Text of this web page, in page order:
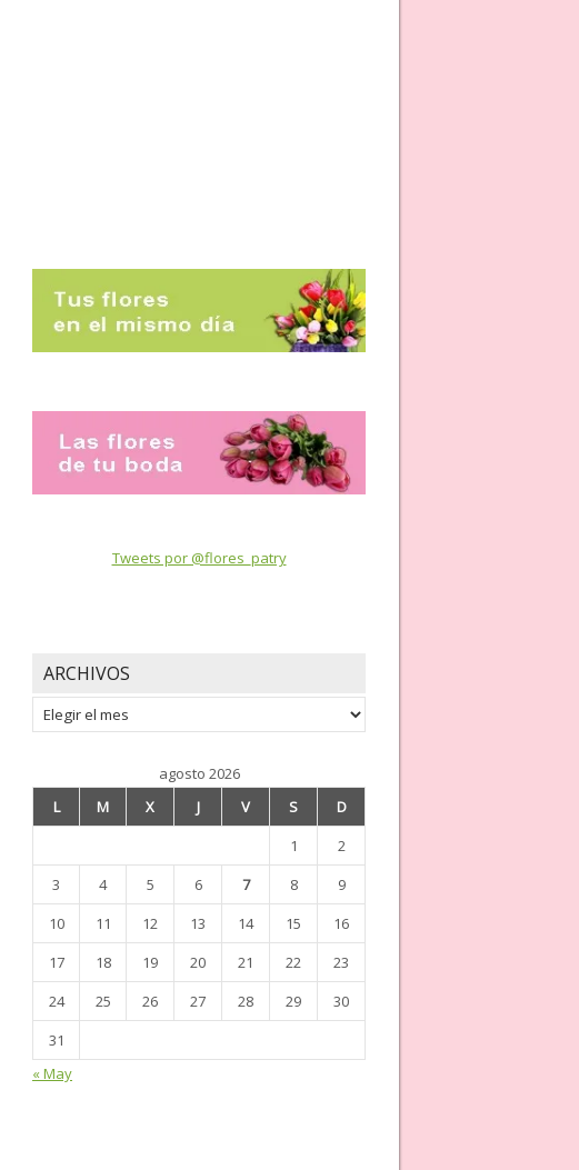
Tweets por @flores_patry
ARCHIVOS
Archivos
agosto 2026
L
M X J V S
D
1
2
3
4 5 6 7 8
9
10
11 12 13 14 15
16
17
18 19 20 21 22
23
24
25 26 27 28 29
30
31
« May